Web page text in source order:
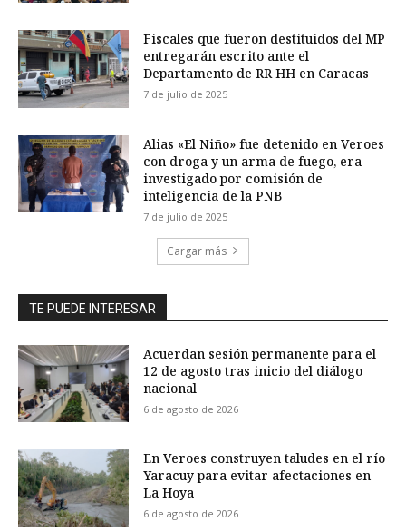
Fiscales que fueron destituidos del MP
entregarán escrito ante el
Departamento de RR HH en Caracas
7 de julio de 2025
Alias «El Niño» fue detenido en Veroes
con droga y un arma de fuego, era
investigado por comisión de
inteligencia de la PNB
7 de julio de 2025
Cargar más
TE PUEDE INTERESAR
Acuerdan sesión permanente para el
12 de agosto tras inicio del diálogo
nacional
6 de agosto de 2026
En Veroes construyen taludes en el río
Yaracuy para evitar afectaciones en
La Hoya
6 de agosto de 2026